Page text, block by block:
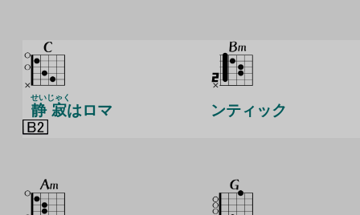
静
せい
寂
じゃく
はロマ ンティック